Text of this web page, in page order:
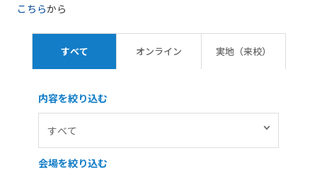
こちらから
すべて オンライン 実地（来校）
内容を絞り込む
会場を絞り込む